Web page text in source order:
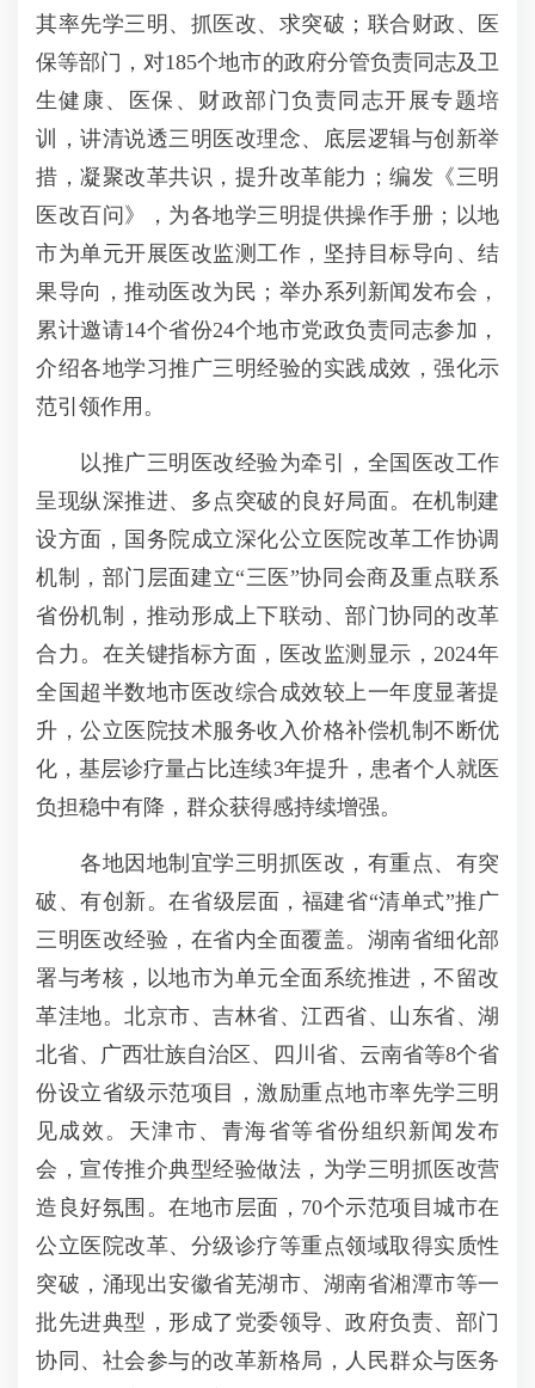
其率先学三明、抓医改、求突破；联合财政、医
保等部门，对185个地市的政府分管负责同志及卫
生健康、医保、财政部门负责同志开展专题培
训，讲清说透三明医改理念、底层逻辑与创新举
措，凝聚改革共识，提升改革能力；编发《三明
医改百问》，为各地学三明提供操作手册；以地
市为单元开展医改监测工作，坚持目标导向、结
果导向，推动医改为民；举办系列新闻发布会，
累计邀请14个省份24个地市党政负责同志参加，
介绍各地学习推广三明经验的实践成效，强化示
范引领作用。
以推广三明医改经验为牵引，全国医改工作
呈现纵深推进、多点突破的良好局面。在机制建
设方面，国务院成立深化公立医院改革工作协调
机制，部门层面建立“三医”协同会商及重点联系
省份机制，推动形成上下联动、部门协同的改革
合力。在关键指标方面，医改监测显示，2024年
全国超半数地市医改综合成效较上一年度显著提
升，公立医院技术服务收入价格补偿机制不断优
化，基层诊疗量占比连续3年提升，患者个人就医
负担稳中有降，群众获得感持续增强。
各地因地制宜学三明抓医改，有重点、有突
破、有创新。在省级层面，福建省“清单式”推广
三明医改经验，在省内全面覆盖。湖南省细化部
署与考核，以地市为单元全面系统推进，不留改
革洼地。北京市、吉林省、江西省、山东省、湖
北省、广西壮族自治区、四川省、云南省等8个省
份设立省级示范项目，激励重点地市率先学三明
见成效。天津市、青海省等省份组织新闻发布
会，宣传推介典型经验做法，为学三明抓医改营
造良好氛围。在地市层面，70个示范项目城市在
公立医院改革、分级诊疗等重点领域取得实质性
突破，涌现出安徽省芜湖市、湖南省湘潭市等一
批先进典型，形成了党委领导、政府负责、部门
协同、社会参与的改革新格局，人民群众与医务